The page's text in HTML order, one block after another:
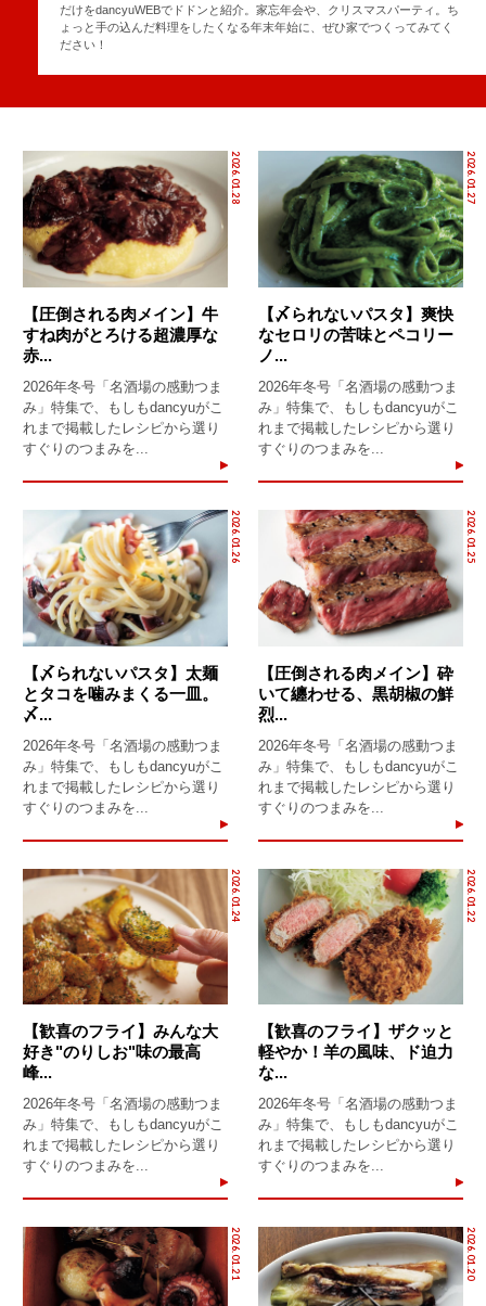
だけをdancyuWEBでドドンと紹介。家忘年会や、クリスマスパーティ。ち
ょっと手の込んだ料理をしたくなる年末年始に、ぜひ家でつくってみてく
ださい！
2026.01.28
【圧倒される肉メイン】牛
すね肉がとろける超濃厚な
赤...
2026年冬号「名酒場の感動つま
み」特集で、もしもdancyuがこ
れまで掲載したレシピから選り
すぐりのつまみを...
2026.01.27
【〆られないパスタ】爽快
なセロリの苦味とペコリー
ノ...
2026年冬号「名酒場の感動つま
み」特集で、もしもdancyuがこ
れまで掲載したレシピから選り
すぐりのつまみを...
2026.01.26
【〆られないパスタ】太麺
とタコを噛みまくる一皿。
〆...
2026年冬号「名酒場の感動つま
み」特集で、もしもdancyuがこ
れまで掲載したレシピから選り
すぐりのつまみを...
2026.01.25
【圧倒される肉メイン】砕
いて纏わせる、黒胡椒の鮮
烈...
2026年冬号「名酒場の感動つま
み」特集で、もしもdancyuがこ
れまで掲載したレシピから選り
すぐりのつまみを...
2026.01.24
【歓喜のフライ】みんな大
好き"のりしお"味の最高
峰...
2026年冬号「名酒場の感動つま
み」特集で、もしもdancyuがこ
れまで掲載したレシピから選り
すぐりのつまみを...
2026.01.22
【歓喜のフライ】ザクッと
軽やか！羊の風味、ド迫力
な...
2026年冬号「名酒場の感動つま
み」特集で、もしもdancyuがこ
れまで掲載したレシピから選り
すぐりのつまみを...
2026.01.21 2026.01.20